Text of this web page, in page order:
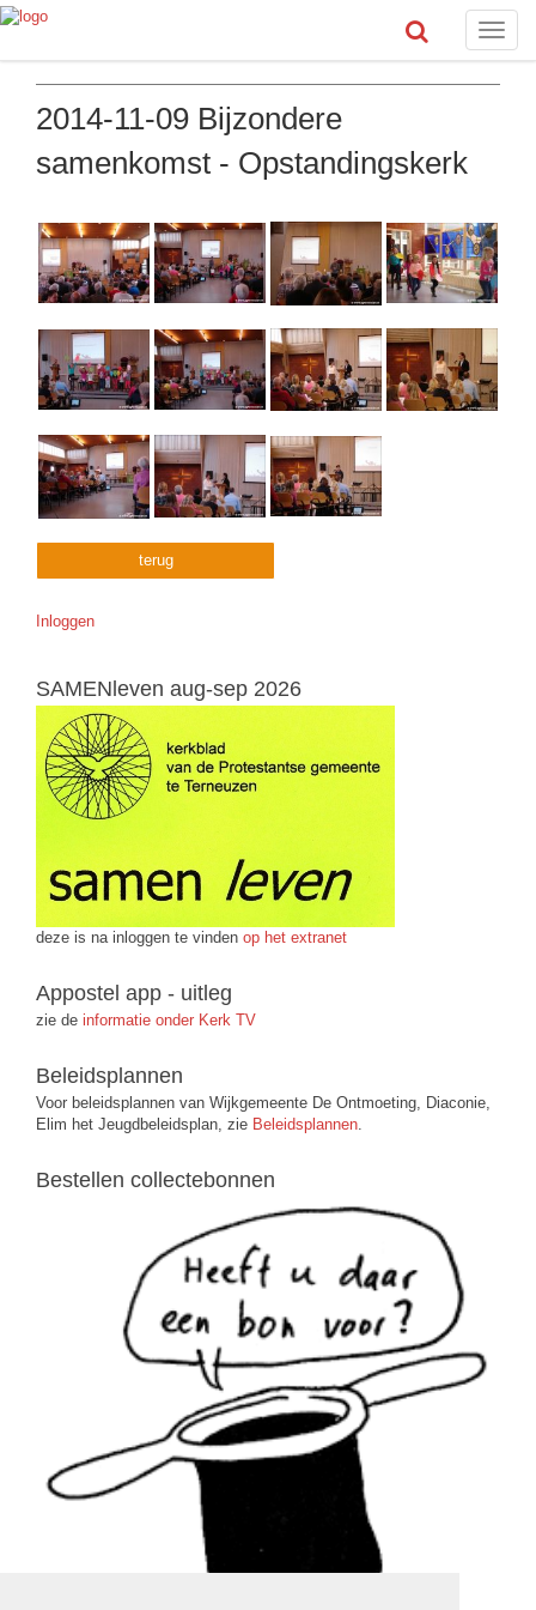
Toggle
2014-11-09 Bijzondere
samenkomst - Opstandingskerk
terug
Inloggen
SAMENleven aug-sep 2026
deze is na inloggen te vinden op het extranet
Appostel app - uitleg
zie de informatie onder Kerk TV
Beleidsplannen
Voor beleidsplannen van Wijkgemeente De Ontmoeting, Diaconie,
Elim het Jeugdbeleidsplan, zie Beleidsplannen.
Bestellen collectebonnen